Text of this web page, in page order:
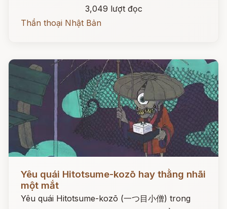
3,049 lượt đọc
Thần thoại Nhật Bản
Yêu quái Hitotsume-kozō hay thằng nhãi
một mắt
Yêu quái Hitotsume-kozō (一つ目小僧) trong